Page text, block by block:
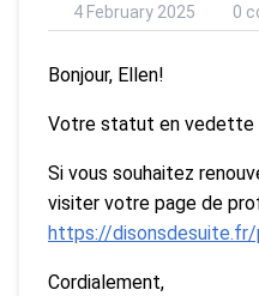
4 February 2025 0
Bonjour, Ellen!
Votre statut en vedette
Si vous souhaitez
visiter votre page de
https://
Cordialement,